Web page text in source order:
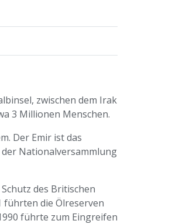
zwischen dem Irak
3 Millionen Menschen.
Der Emir ist das
Nationalversammlung
des Britischen
führten die Ölreserven
führte zum Eingreifen